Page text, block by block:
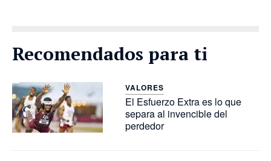
Recomendados para ti
VALORES
El Esfuerzo Extra es lo que
separa al invencible del
perdedor